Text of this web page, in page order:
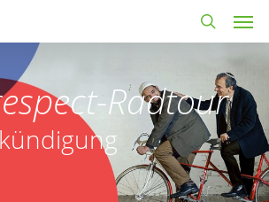
search
Radtour